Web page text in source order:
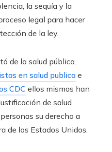
la sequía y la
legal para hacer
de la ley.
de la salud pública.
en salud publica e
CDC ellos mismos han
de salud
su derecho a
de los Estados Unidos.